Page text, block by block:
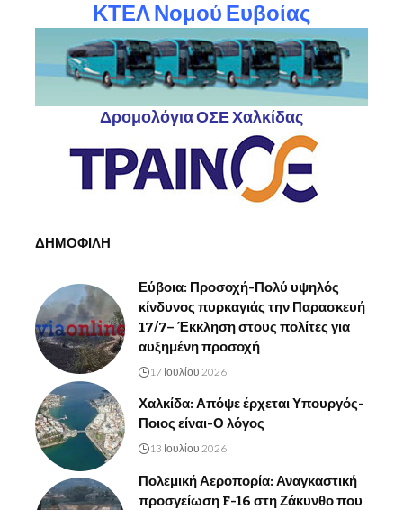
ΚΤΕΛ Νομού Ευβοίας
Δρομολόγια ΟΣΕ Χαλκίδας
ΔΗΜΟΦΙΛΗ
Εύβοια: Προσοχή-Πολύ υψηλός
κίνδυνος πυρκαγιάς την Παρασκευή
17/7– Έκκληση στους πολίτες για
αυξημένη προσοχή
17 Ιουλίου 2026
Χαλκίδα: Απόψε έρχεται Υπουργός-
Ποιος είναι-Ο λόγος
13 Ιουλίου 2026
Πολεμική Αεροπορία: Αναγκαστική
προσγείωση F-16 στη Ζάκυνθο που